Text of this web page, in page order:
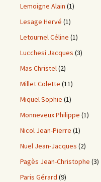
Lemoigne Alain (1)
Lesage Hervé (1)
Letournel Céline (1)
Lucchesi Jacques (3)
Mas Christel(2)
Millet Colette (11)
Miquel Sophie (1)
Monneveux Philippe (1)
Nicol Jean-Pierre (1)
Nuel Jean-Jacques (2)
Pagès Jean-Christophe (3)
Paris Gérard (9)